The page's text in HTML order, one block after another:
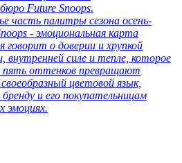
Future Snoops.
часть палитры сезона осень-
- эмоциональная карта
говорит о доверии и хрупкой
внутренней силе и тепле, которое
оттенков превращают
цветовой язык,
и его покупательницам
эмоциях.